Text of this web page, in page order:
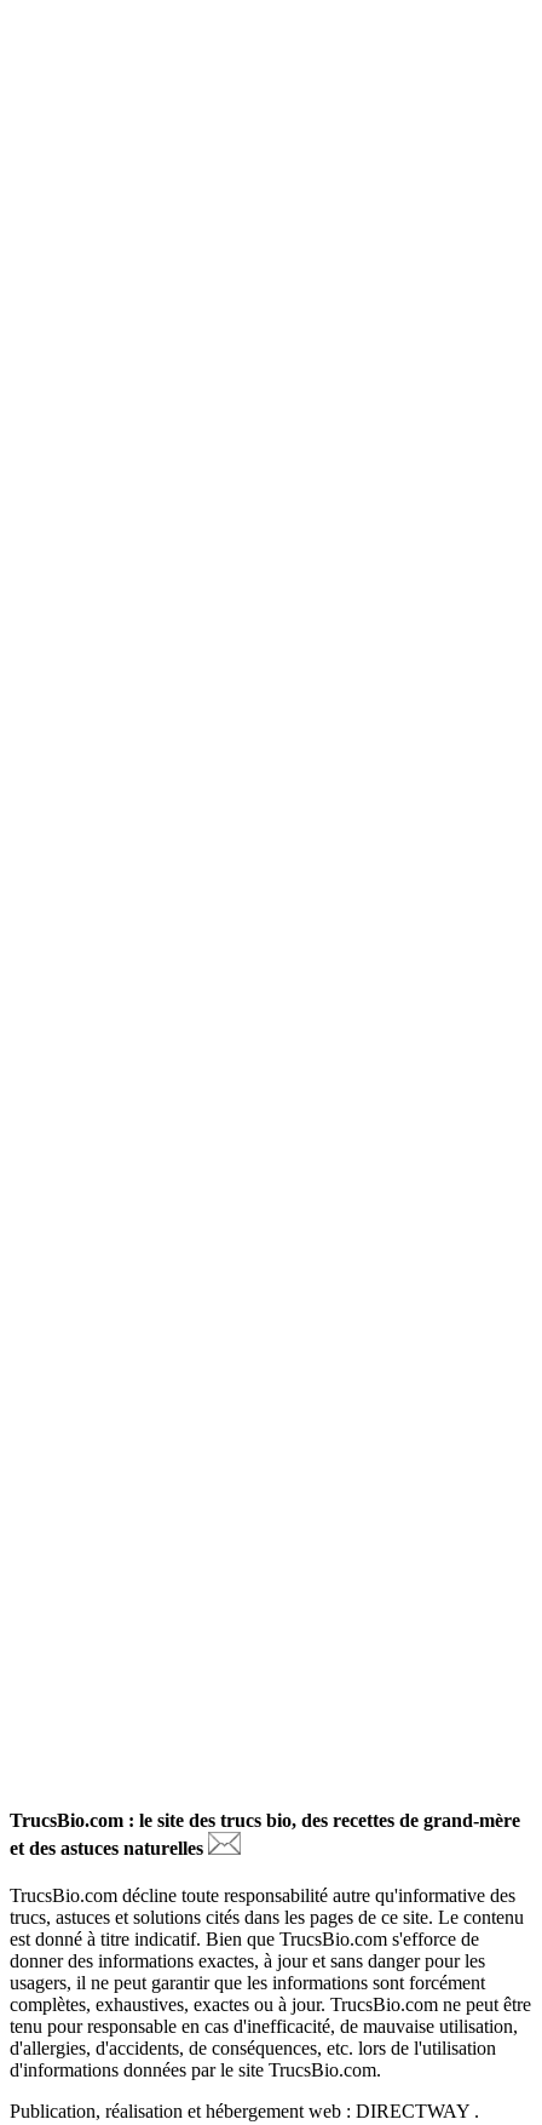
TrucsBio.com : le site des trucs bio, des recettes de grand-mère
et des astuces naturelles
TrucsBio.com décline toute responsabilité autre qu'informative des
trucs, astuces et solutions cités dans les pages de ce site. Le contenu
est donné à titre indicatif. Bien que TrucsBio.com s'efforce de
donner des informations exactes, à jour et sans danger pour les
usagers, il ne peut garantir que les informations sont forcément
complètes, exhaustives, exactes ou à jour. TrucsBio.com ne peut être
tenu pour responsable en cas d'inefficacité, de mauvaise utilisation,
d'allergies, d'accidents, de conséquences, etc. lors de l'utilisation
d'informations données par le site TrucsBio.com.
Publication, réalisation et hébergement web : DIRECTWAY .